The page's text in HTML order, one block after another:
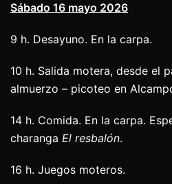
Sábado 16 mayo 2026
9 h. Desayuno. En la carpa.
10 h. Salida motera, desde el
almuerzo – picoteo en
14 h. Comida. En la carpa.
charanga El resbalón.
16 h. Juegos moteros.